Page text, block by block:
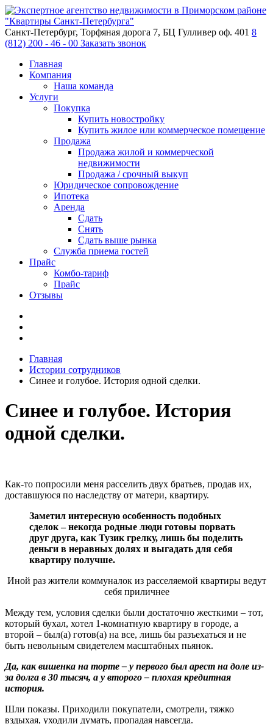
Санкт-Петербург, Торфяная дорога 7, БЦ Гулливер оф. 401 8
(812) 200 - 46 - 00 Заказать звонок
Главная
Компания
Наша команда
Услуги
Покупка
Купить новостройку
Купить жилое или коммерческое помещение
Продажа
Продажа жилой и коммерческой
недвижимости
Продажа / срочный выкуп
Юридическое сопровождение
Ипотека
Аренда
Сдать
Снять
Сдать выше рынка
Служба приема гостей
Прайс
Комбо-тариф
Прайс
Отзывы
Главная
Истории сотрудников
Синее и голубое. История одной сделки.
Синее и голубое. История
одной сделки.
Как-то попросили меня расселить двух братьев, продав их,
доставшуюся по наследству от матери, квартиру.
Заметил интересную особенность подобных
сделок – некогда родные люди готовы порвать
друг друга, как Тузик грелку, лишь бы поделить
деньги в неравных долях и выгадать для себя
квартиру получше.
Иной раз жители коммуналок из расселяемой квартиры ведут
себя приличнее
Между тем, условия сделки были достаточно жесткими – тот,
который бухал, хотел 1-комнатную квартиру в городе, а
второй – был(а) готов(а) на все, лишь бы разъехаться и не
быть невольным свидетелем масштабных пьянок.
Да, как вишенка на торте – у первого был арест на доле из-
за долга в 30 тысяч, а у второго – плохая кредитная
история.
Шли показы. Приходили покупатели, смотрели, тяжко
вздыхая, уходили думать, пропадая навсегда.